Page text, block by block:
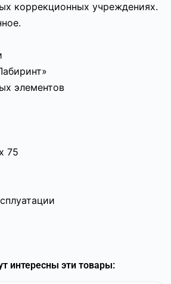
коррекционных учреждениях.
элементов
75
интересны эти товары: